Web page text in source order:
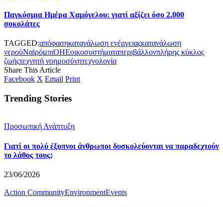
Παγκόσμια Ημέρα Χαμόγελου: γιατί αξίζει όσο 2.000
σοκολάτες
TAGGED:απόφασηκατανάλωση ενέργειαςκατανάλωση
νερούΝαϊρόμπιΟΗΕοικοσυστήματαπεριβάλλονπλήρης κύκλος
ζωήςτεχνητή νοημοσύνητεχνολογία
Share This Article
Facebook X Email Print
Trending Stories
Προσωπική Ανάπτυξη
Γιατί οι πολύ έξυπνοι άνθρωποι δυσκολεύονται να παραδεχτούν
το λάθος τους;
23/06/2026
Action CommunityEnvironmentEvents